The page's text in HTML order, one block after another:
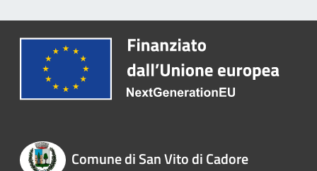
Comune di San Vito di Cadore